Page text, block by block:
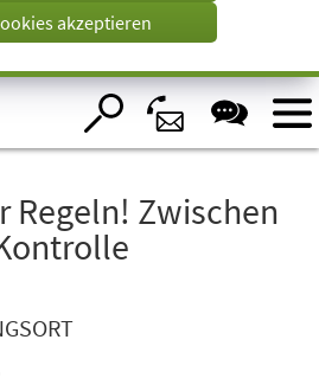
akzeptieren
Regeln! Zwischen